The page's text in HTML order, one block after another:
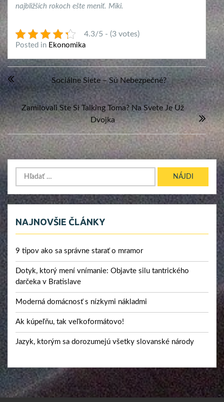
najbližších rokoch ešte meniť. Miki.
4.3/5 - (3 votes)
Posted in Ekonomika
Navigácia
v
článku
Sociálne Siete – Sú Nebezpečné?
Zamilovali Ste Si Talking Toma? Na Svete Je Už
Dvojka
Hľadať:
NAJNOVŠIE ČLÁNKY
9 tipov ako sa správne starať o mramor
Dotyk, ktorý mení vnímanie: Objavte silu tantrického
darčeka v Bratislave
Moderná domácnosť s nízkymi nákladmi
Ak kúpeľňu, tak veľkoformátovo!
Jazyk, ktorým sa dorozumejú všetky slovanské národy